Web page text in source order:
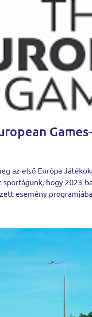
az első Európa
hogy 2023-
esemény